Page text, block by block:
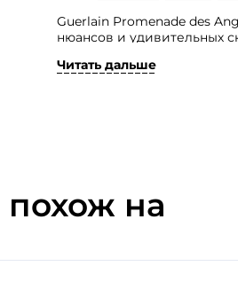
Guerlain Promenade des
нюансов и удивительных
парфюмерному бренду на
Читать дальше
похож на